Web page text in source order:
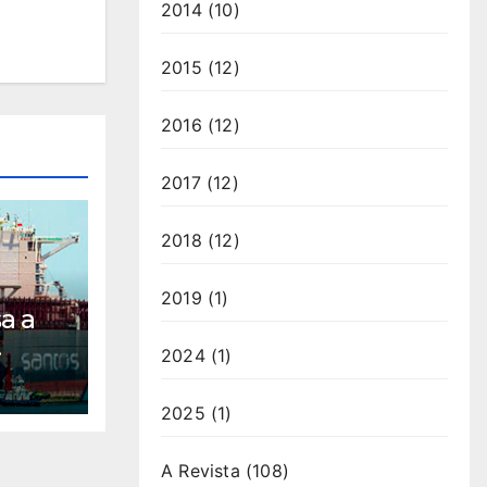
a
2014(10)
2015 (12)
2016 (12)
2017(12)
2018 (12)
2019 (1)
2024(1)
2025 (1)
A Revista (108)